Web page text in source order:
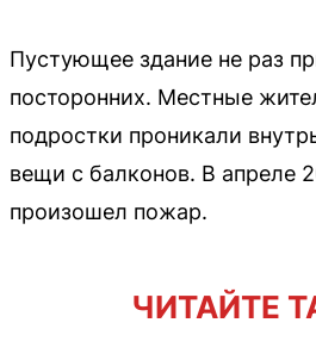
Пустующее здание не раз
посторонних. Местные
подростки проникали
вещи с балконов. В апреле
произошел пожар.
ЧИТАЙТЕ